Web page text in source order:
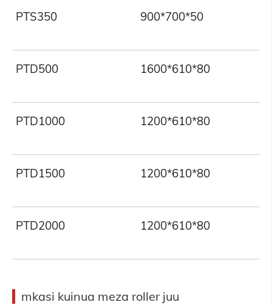
PTS350 900*700*50
PTD500 1600*610*80
PTD1000 1200*610*80
PTD1500 1200*610*80
PTD2000 1200*610*80
mkasi kuinua meza roller juu